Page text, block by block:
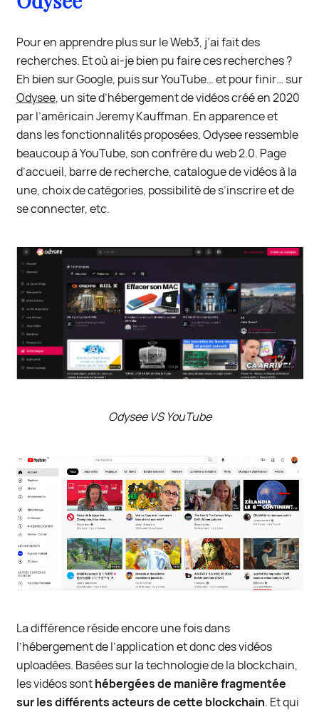
Pour en apprendre plus sur le Web3, j’ai fait des
recherches. Et où ai-je bien pu faire ces recherches ?
Eh bien sur Google, puis sur YouTube… et pour finir… sur
Odysee, un site d’hébergement de vidéos créé en 2020
par l’américain Jeremy Kauffman. En apparence et
dans les fonctionnalités proposées, Odysee ressemble
beaucoup à YouTube, son confrère du web 2.0. Page
d’accueil, barre de recherche, catalogue de vidéos à la
une, choix de catégories, possibilité de s’inscrire et de
se connecter, etc.
Odysee VS YouTube
La différence réside encore une fois dans
l’hébergement de l’application et donc des vidéos
uploadées. Basées sur la technologie de la blockchain,
les vidéos sonthébergées de manière fragmentée
sur les différents acteurs de cette blockchain. Et qui